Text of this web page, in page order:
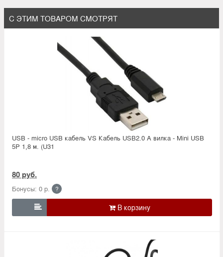
С ЭТИМ ТОВАРОМ СМОТРЯТ
USB - micro USB кабель VS Кабель USB2.0 A вилка - Mini USB
5P 1,8 м. (U31
80 руб.
Бонусы: 0 р. ?
